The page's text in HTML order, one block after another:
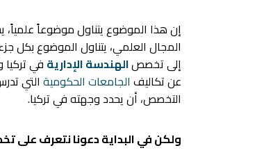
إن هذا الموضوع يتناول موضوعاً علمياً،
المجال العلمي، يتناول الموضوع بكل
إلى تخصصالهندسة الإدارية في
عن تكاليف الجامعات الحكومية التي
التخصص، أن يحدد وجهته في تركيا.
ولكن في البداية دعونا نتعرف على